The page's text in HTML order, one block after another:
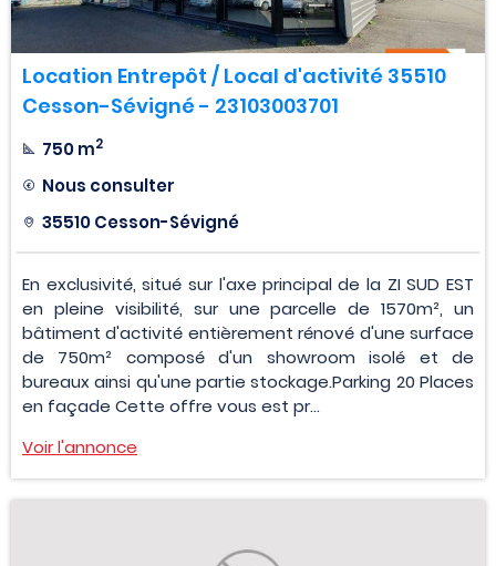
Location Entrepôt / Local d'activité 35510
Cesson-Sévigné - 23103003701
750 m2
Nous consulter
35510 Cesson-Sévigné
En exclusivité, situé sur l'axe principal de la ZI SUD EST
en pleine visibilité, sur une parcelle de 1570m², un
bâtiment d'activité entièrement rénové d'une surface
de 750m² composé d'un showroom isolé et de
bureaux ainsi qu'une partie stockage.Parking 20 Places
en façade Cette offre vous est pr...
Voir l'annonce